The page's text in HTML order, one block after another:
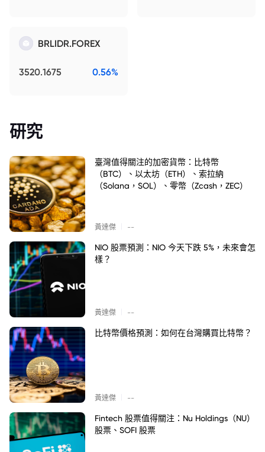
BRLIDR.FOREX
3520.1675 0.56%
研究
臺灣值得關注的加密貨幣：比特幣
（BTC）、以太坊（ETH）、索拉納
（Solana，SOL）、零幣（Zcash，ZEC）
黃達傑 --
NIO 股票預測：NIO 今天下跌 5%，未來會怎
樣？
黃達傑 --
比特幣價格預測：如何在台灣購買比特幣？
黃達傑 --
Fintech 股票值得關注：Nu Holdings（NU）
股票、SOFI 股票